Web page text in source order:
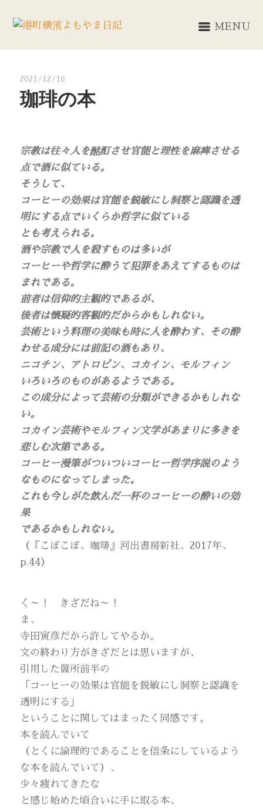
MENU
2021/12/16
珈琲の本
宗教は往々人を酩酊させ官能と理性を麻痺させる
点で酒に似ている。
そうして、
コーヒーの効果は官能を鋭敏にし洞察と認識を透
明にする点でいくらか哲学に似ている
とも考えられる。
酒や宗教で人を殺すものは多いが
コーヒーや哲学に酔うて犯罪をあえてするものは
まれである。
前者は信仰的主観的であるが、
後者は懐疑的客観的だからかもしれない。
芸術という料理の美味も時に人を酔わす、その酔
わせる成分には前記の酒もあり、
ニコチン、アトロピン、コカイン、モルフィン
いろいろのものがあるようである。
この成分によって芸術の分類ができるかもしれな
い。
コカイン芸術やモルフィン文学があまりに多きを
悲しむ次第である。
コーヒー漫筆がついついコーヒー哲学序説のよう
なものになってしまった。
これも今しがた飲んだ一杯のコーヒーの酔いの効
果
であるかもしれない。
（『こぽこぽ、珈琲』河出書房新社、2017年、
p.44）
く～！ きざだね～！
ま、
寺田寅彦だから許してやるか。
文の終わり方がきざだとは思いますが、
引用した箇所前半の
「コーヒーの効果は官能を鋭敏にし洞察と認識を
透明にする」
ということに関してはまったく同感です。
本を読んでいて
（とくに論理的であることを信条にしているよう
な本を読んでいて）、
少々疲れてきたな
と感じ始めた頃合いに手に取る本、